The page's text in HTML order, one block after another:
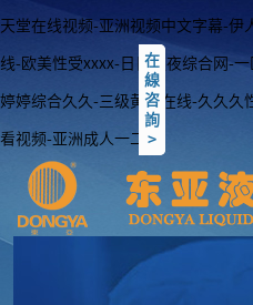
天堂在线视频-亚洲视频中文字幕-伊
线-欧美性受xxxx-日日夜夜综合网-
婷婷综合久久-三级黄色在线-久久久
看视频-亚洲成人一二三
在
線
咨
詢
<
在
線
咨
詢
>